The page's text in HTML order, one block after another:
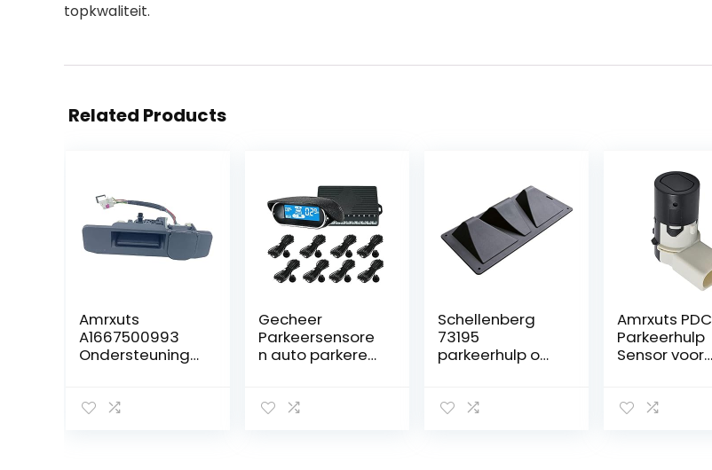
topkwaliteit.
Related Products
Amrxuts
A1667500993
Ondersteuning
era’s Geschikt
Gecheer
Parkeersensore
n auto parkeren
elektronica
Schellenberg
73195
parkeerhulp om
parkeerplaats
Amrxuts PDC
Parkeerhulp
Sensor voor